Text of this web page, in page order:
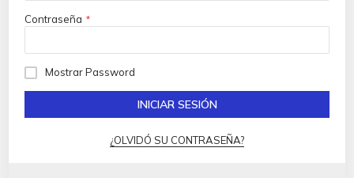
Contraseña
Mostrar Password
INICIAR SESIÓN
¿OLVIDÓ SU CONTRASEÑA?